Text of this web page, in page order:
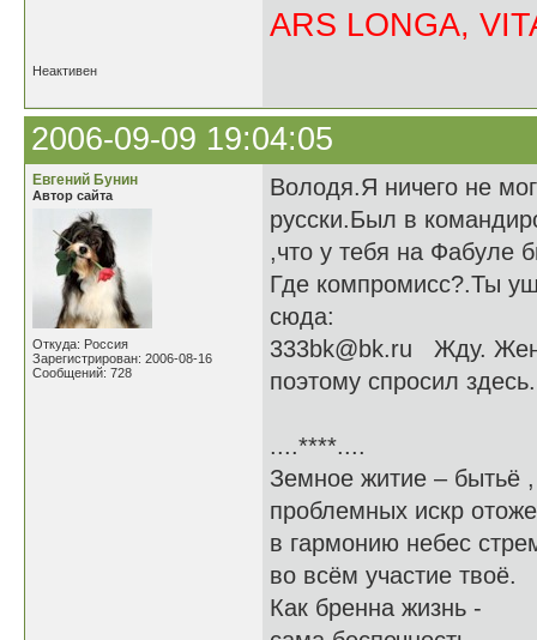
ARS LONGA,
Неактивен
2006-09-09 19:04:05
Евгений Бунин
Автор сайта
Откуда: Россия
Зарегистрирован: 2006-08-16
Сообщений: 728
Володя.Я ничего не
русски.Был в
,что у тебя на Фабуле
Где компромисс?.Ты
сюда:
333bk@bk.ru Жду.
поэтому спросил
....****....
Земное житие – бытьё ,
проблемных искр
в гармонию небес
во всём участие твоё.
Как бренна жизнь -